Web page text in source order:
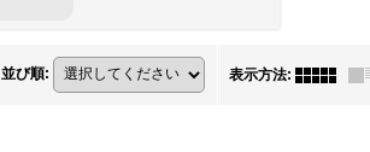
並び順: 表示方法: